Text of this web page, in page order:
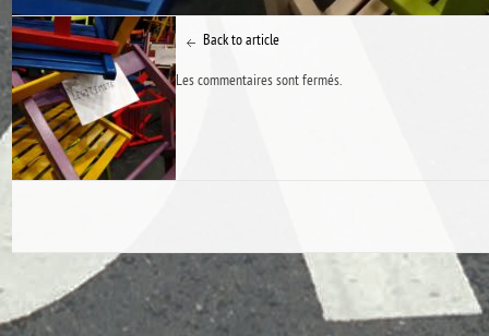
Back to article
Les commentaires sont fermés.